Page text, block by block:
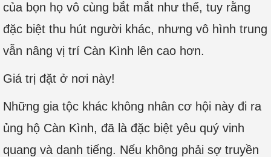
của bọn họ vô cùng bắt mắt như thế, tuy rằng
đặc biệt thu hút người khác, nhưng vô hình trung
vẫn nâng vị trí Càn Kình lên cao hơn.
Giá trị đặt ở nơi này!
Những gia tộc khác không nhân cơ hội này đi ra
ủng hộ Càn Kình, đã là đặc biệt yêu quý vinh
quang và danh tiếng. Nếu không phải sợ truyền